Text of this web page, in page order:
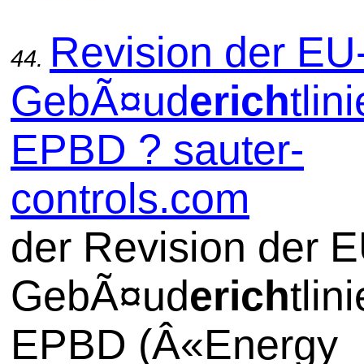
44. Revision der
GebÃ¤uderich
EPBD ? sauter-
controls.com
der Revision der
GebÃ¤uderich
EPBD (Â«Energy